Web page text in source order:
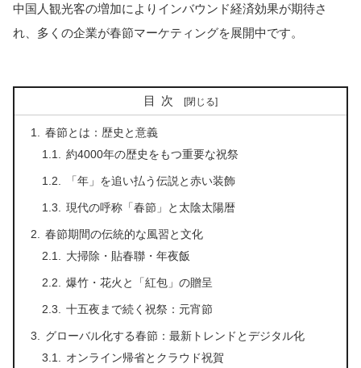
中国人観光客の増加によりインバウンド経済効果が期待さ
れ、多くの企業が春節マーケティングを展開中です。
目次
春節とは：歴史と意義
約4000年の歴史をもつ重要な祝祭
「年」を追い払う伝説と赤い装飾
現代の呼称「春節」と太陰太陽暦
春節期間の伝統的な風習と文化
大掃除・貼春聯・年夜飯
爆竹・花火と「紅包」の贈呈
十五夜まで続く祝祭：元宵節
グローバル化する春節：最新トレンドとデジタル化
オンライン帰省とクラウド祝賀